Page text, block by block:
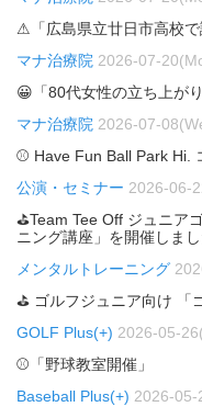
⚠「広島県立廿日市高校で
マナ治療院 2026-07-
😀「80代女性の立ち上が
マナ治療院 2026-07-
⚾ Have Fun Ball Park Hi.
公演・セミナー 2026-06-
⛳Team Tee Off ジュニア
ニング講座」を開催しまし
メンタルトレーニング
⛳ ゴルフジュニア向け 「
GOLF Plus(+) 2026-05-
⚾「野球教室開催」
Baseball Plus(+) 2026-05-